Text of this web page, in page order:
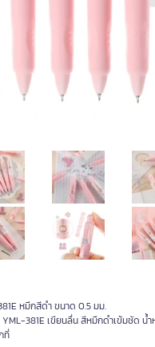
หมึกสีดำ ขนาด 0.5 มม.
381E เขียนลื่น สีหมึกดำเข้มชัด น้
ที่